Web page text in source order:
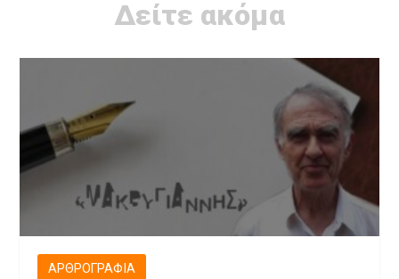
Δείτε ακόμα
ΑΡΘΡΟΓΡΑΦΊΑ